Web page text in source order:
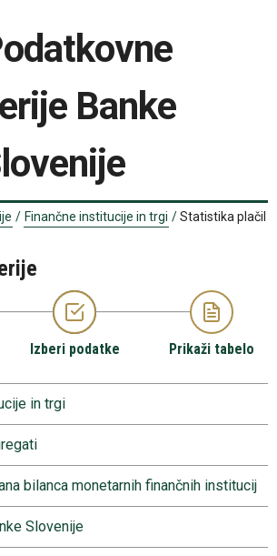
Banke
/ Finančne institucije in trgi /Statistika plačil
Izberi podatke Prikaži tabelo
in trgi
bilanca monetarnih finančnih institucij
Slovenije